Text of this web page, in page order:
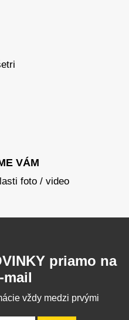
VÁM
foto / video
priamo na
mail
vždy medzi prvými